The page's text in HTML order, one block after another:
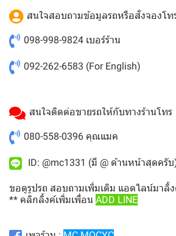
สนใจสอบถามข้อมูลรถหรือสั่งจองโท
098-998-9824 เบอร์ร้าน
092-262-6583 (For English)
สนใจติดต่อขายรถให้กับทางร้านโทร
080-558-0396 คุณแมค
ID: @mc1331 (มี @ ด้านหน้าสุดครับ
ขอดูรูปรถ สอบถามเพิ่มเติม แอดไลน์มาลิ้
** คลิกลิ้งค์เพิ่มเพื่อน ADD LINE